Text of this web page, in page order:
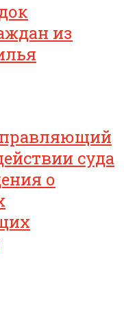
из
суда
о